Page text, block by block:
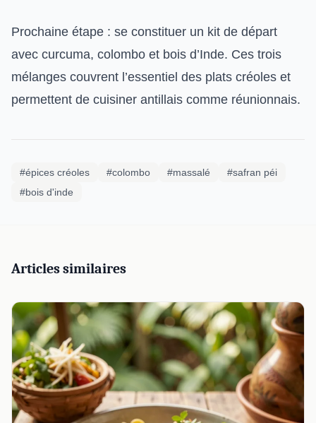
Prochaine étape : se constituer un kit de départ
avec curcuma, colombo et bois d’Inde. Ces trois
mélanges couvrent l’essentiel des plats créoles et
permettent de cuisiner antillais comme réunionnais.
#épices créoles #colombo #massalé
#safran péi
#bois d'inde
Articles similaires